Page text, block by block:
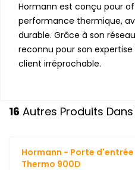
Hormann est conçu pour
performance thermique,
durable. Grâce à son
reconnu pour son
client irréprochable.
16 Autres Produits
Hormann - Porte
Thermo 900D